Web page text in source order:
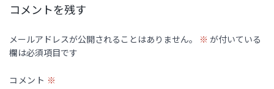
コメントを残す
メールアドレスが公開されることはありません。 ※ が付いている
欄は必須項目です
コメント ※